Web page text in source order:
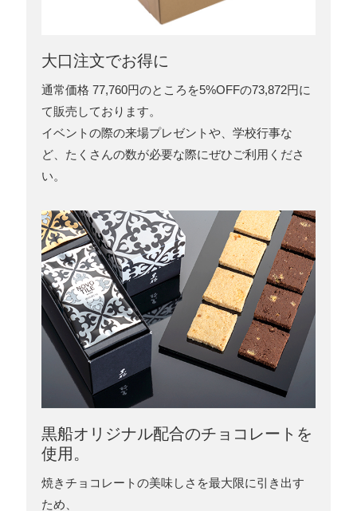
大口注文でお得に
通常価格 77,760円のところを5%OFFの73,872円に
て販売しております。
イベントの際の来場プレゼントや、学校行事な
ど、たくさんの数が必要な際にぜひご利用くださ
い。
黒船オリジナル配合のチョコレートを
使用。
焼きチョコレートの美味しさを最大限に引き出す
ため、